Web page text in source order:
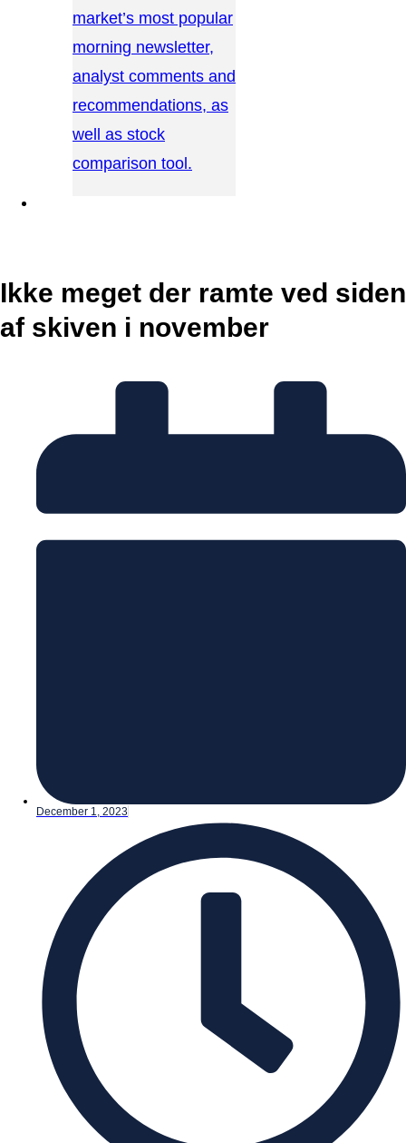
market’s most popular
morning newsletter,
analyst comments and
recommendations, as
well as stock
comparison tool.
Ikke meget der ramte ved siden
af skiven i november
December 1, 2023